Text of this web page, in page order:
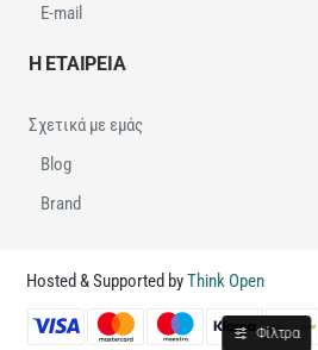
E-mail
Η ΕΤΑΙΡΕΙΑ
Σχετικά με εμάς
Blog
Brand
Hosted & Supported byThink Open
Φίλτρα